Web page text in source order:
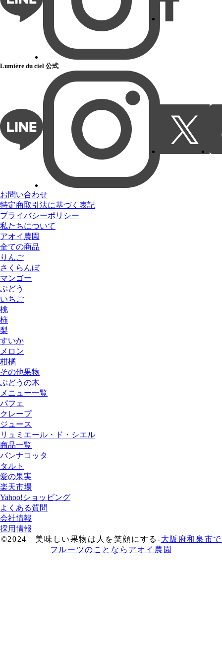
Lumière du ciel 公式
お問い合わせ
特定商取引法に基づく表記
プライバシーポリシー
私たちについて
アオイ農園
全ての商品
りんご
さくらんぼ
マンゴー
ぶどう
いちご
桃
柿
梨
すいか
メロン
柑橘
その他果物
ぶどうの木
メニュー一覧
パフェ
クレープ
ジュース
リュミエール・ド・シエル
商品一覧
パンナコッタ
タルト
愛の果実
楽天市場
Yahoo!ショッピング
よくある質問
会社情報
採用情報
©2024 美味しい果物は人を笑顔にする-大阪府和泉市で
フルーツのことならアオイ農園